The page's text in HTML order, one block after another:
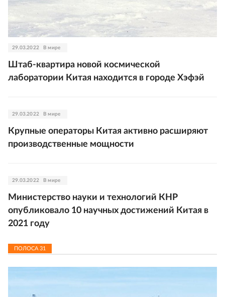
29.03.2022 В мире
Штаб-квартира новой космической
лаборатории Китая находится в городе Хэфэй
29.03.2022 В мире
Крупные операторы Китая активно расширяют
производственные мощности
29.03.2022 В мире
Министерство науки и технологий КНР
опубликовало 10 научных достижений Китая в
2021 году
ПОЛОСА 31